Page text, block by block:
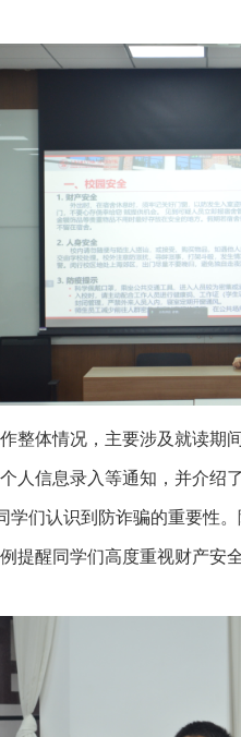
整体情况，主要涉及就读期
人信息录入等通知，并介绍
学们认识到防诈骗的重要性
提醒同学们高度重视财产安